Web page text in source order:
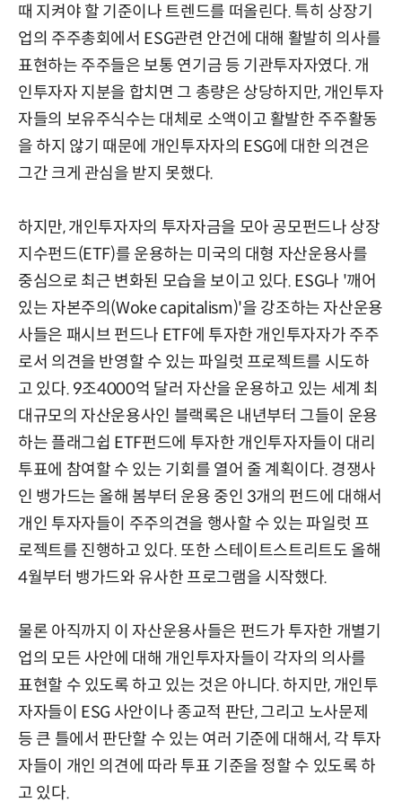
때 지켜야 할 기준이나 트렌드를 떠올린다. 특히 상장기
업의 주주총회에서 ESG관련 안건에 대해 활발히 의사를
표현하는 주주들은 보통 연기금 등 기관투자자였다. 개
인투자자 지분을 합치면 그 총량은 상당하지만, 개인투자
자들의 보유주식수는 대체로 소액이고 활발한 주주활동
을 하지 않기 때문에 개인투자자의 ESG에 대한 의견은
그간 크게 관심을 받지 못했다.
하지만, 개인투자자의 투자자금을 모아 공모펀드나 상장
지수펀드(ETF)를 운용하는 미국의 대형 자산운용사를
중심으로 최근 변화된 모습을 보이고 있다. ESG나 '깨어
있는 자본주의(Woke capitalism)'을 강조하는 자산운용
사들은 패시브 펀드나 ETF에 투자한 개인투자자가 주주
로서 의견을 반영할 수 있는 파일럿 프로젝트를 시도하
고 있다. 9조4000억 달러 자산을 운용하고 있는 세계 최
대규모의 자산운용사인 블랙록은 내년부터 그들이 운용
하는 플래그쉽 ETF펀드에 투자한 개인투자자들이 대리
투표에 참여할 수 있는 기회를 열어 줄 계획이다. 경쟁사
인 뱅가드는 올해 봄부터 운용 중인 3개의 펀드에 대해서
개인 투자자들이 주주의견을 행사할 수 있는 파일럿 프
로젝트를 진행하고 있다. 또한 스테이트스트리트도 올해
4월부터 뱅가드와 유사한 프로그램을 시작했다.
물론 아직까지 이 자산운용사들은 펀드가 투자한 개별기
업의 모든 사안에 대해 개인투자자들이 각자의 의사를
표현할 수 있도록 하고 있는 것은 아니다. 하지만, 개인투
자자들이 ESG 사안이나 종교적 판단, 그리고 노사문제
등 큰 틀에서 판단할 수 있는 여러 기준에 대해서, 각 투자
자들이 개인 의견에 따라 투표 기준을 정할 수 있도록 하
고 있다.